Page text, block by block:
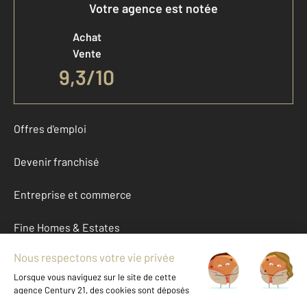
Votre agence est notée
Achat
Vente
9,3/10
Offres d'emploi
Devenir franchisé
Entreprise et commerce
Fine Homes & Estates
À propos